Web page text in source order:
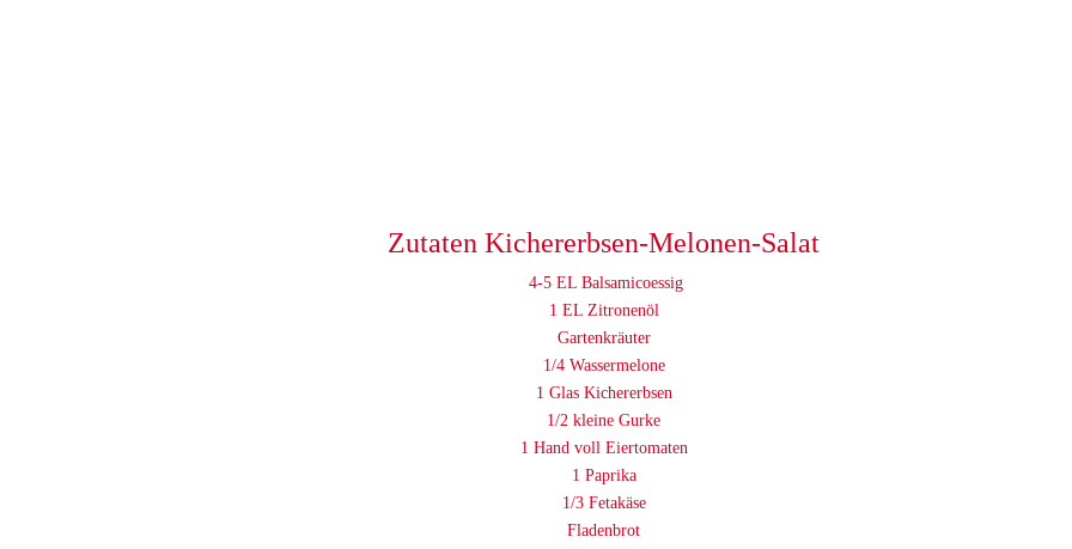
Zutaten Kichererbsen-Melonen-Salat
4-5 EL Balsamicoessig
1 EL Zitronenöl
Gartenkräuter
1/4 Wassermelone
1 Glas Kichererbsen
1/2 kleine Gurke
1 Hand voll Eiertomaten
1 Paprika
1/3 Fetakäse
Fladenbrot